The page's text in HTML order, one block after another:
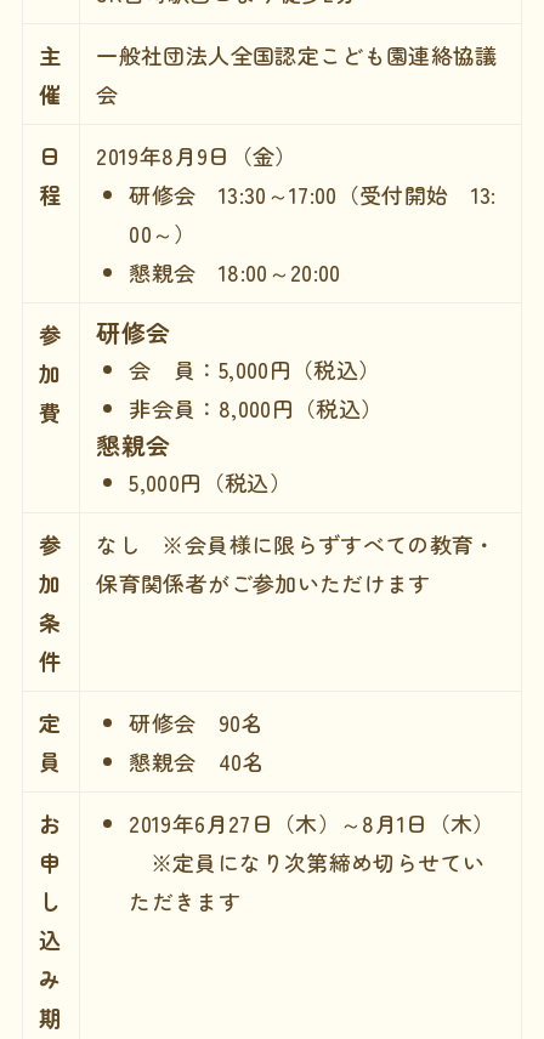
主
催
一般社団法人全国認定こども園連絡協議
会
日
程
2019年8月9日（金）
研修会 13:30～17:00（受付開始 13:
00～）
懇親会 18:00～20:00
参
加
費
研修会
会 員：5,000円（税込）
非会員：8,000円（税込）
懇親会
5,000円（税込）
参
加
条
件
なし ※会員様に限らずすべての教育・
保育関係者がご参加いただけます
定
員
研修会 90名
懇親会 40名
お
申
し
込
み
期
2019年6月27日（木）～8月1日（木）
※定員になり次第締め切らせてい
ただきます